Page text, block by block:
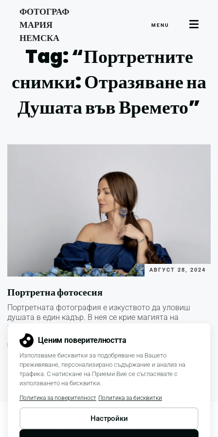
ФОТОГРАФ
МАРИЯ
НЕМСКА
MENU
Tag: “Портретните
снимки: Отразяване на
Душата във Времето”
АВГУСТ 28, 2024
Портретна фотосесия
Портретната фотография е изкуството да уловиш
душата в един кадър. В нея се крие магията на
миговете – всеки поглед,…
READ MORE
© 2026. All rights reserved |Мария Немска Фотограф